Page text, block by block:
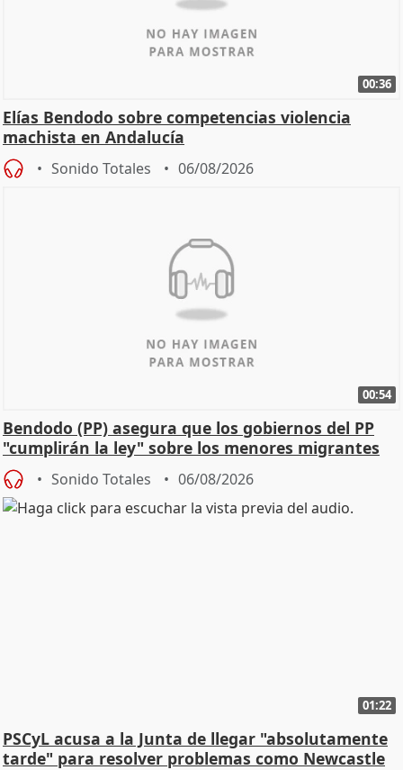
00:36
Elías Bendodo sobre competencias violencia
machista en Andalucía
Sonido Totales 06/08/2026
00:54
Bendodo (PP) asegura que los gobiernos del PP
"cumplirán la ley" sobre los menores migrantes
Sonido Totales 06/08/2026
01:22
PSCyL acusa a la Junta de llegar "absolutamente
tarde" para resolver problemas como Newcastle